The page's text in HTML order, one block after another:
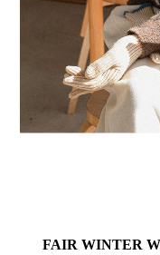
FAIR WINTER